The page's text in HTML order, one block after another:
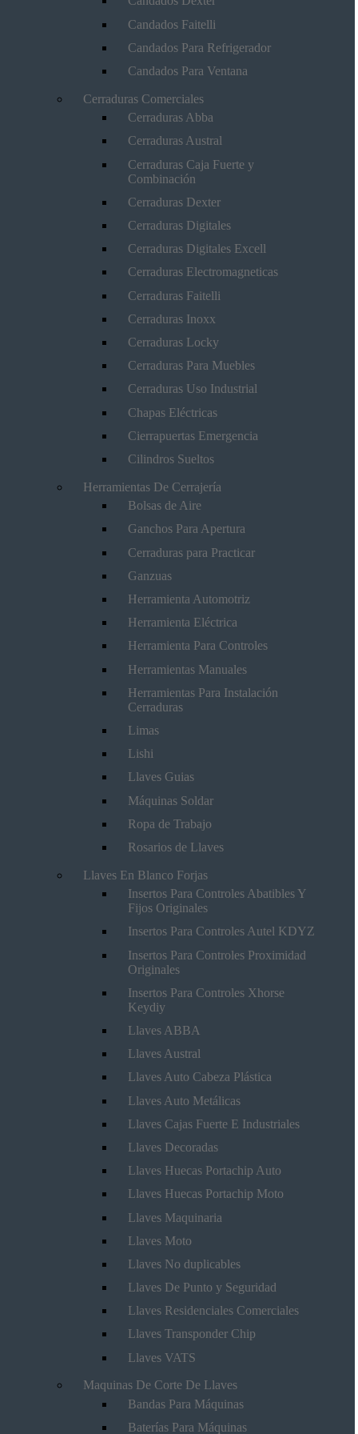
Candados Faitelli
Candados Para Refrigerador
Candados Para Ventana
Cerraduras Comerciales
Cerraduras Abba
Cerraduras Austral
Cerraduras Caja Fuerte y
Combinación
Cerraduras Dexter
Cerraduras Digitales
Cerraduras Digitales Excell
Cerraduras Electromagneticas
Cerraduras Faitelli
Cerraduras Inoxx
Cerraduras Locky
Cerraduras Para Muebles
Cerraduras Uso Industrial
Chapas Eléctricas
Cierrapuertas Emergencia
Cilindros Sueltos
Herramientas De Cerrajería
Bolsas de Aire
Ganchos Para Apertura
Cerraduras para Practicar
Ganzuas
Herramienta Automotriz
Herramienta Eléctrica
Herramienta Para Controles
Herramientas Manuales
Herramientas Para Instalación
Cerraduras
Limas
Lishi
Llaves Guias
Máquinas Soldar
Ropa de Trabajo
Rosarios de Llaves
Llaves En Blanco Forjas
Insertos Para Controles Abatibles Y
Fijos Originales
Insertos Para Controles Autel KDYZ
Insertos Para Controles Proximidad
Originales
Insertos Para Controles Xhorse
Keydiy
Llaves ABBA
Llaves Austral
Llaves Auto Cabeza Plástica
Llaves Auto Metálicas
Llaves Cajas Fuerte E Industriales
Llaves Decoradas
Llaves Huecas Portachip Auto
Llaves Huecas Portachip Moto
Llaves Maquinaria
Llaves Moto
Llaves No duplicables
Llaves De Punto y Seguridad
Llaves Residenciales Comerciales
Llaves Transponder Chip
Llaves VATS
Maquinas De Corte De Llaves
Bandas Para Máquinas
Baterías Para Máquinas